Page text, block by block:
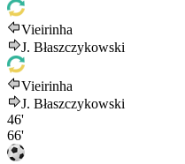
Vieirinha
J. Błaszczykowski
Vieirinha
J. Błaszczykowski
46'
66'